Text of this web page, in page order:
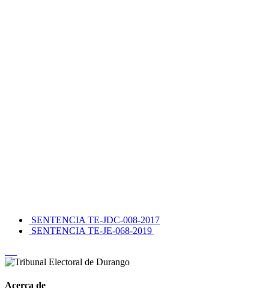
SENTENCIA TE-JDC-008-2017
SENTENCIA TE-JE-068-2019
Acerca de